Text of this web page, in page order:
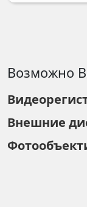
Возможно
Внешние